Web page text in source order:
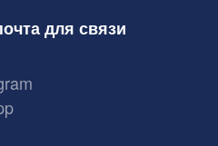
для связи